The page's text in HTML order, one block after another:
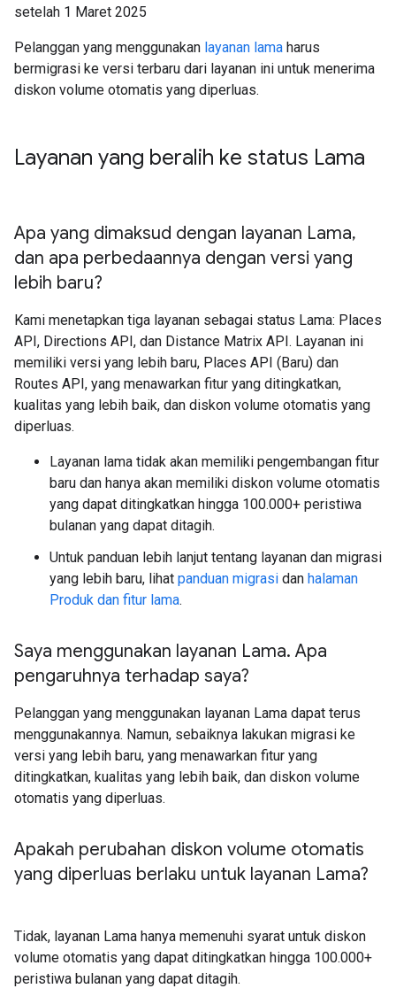
setelah 1 Maret 2025
Pelanggan yang menggunakan layanan lama harus
bermigrasi ke versi terbaru dari layanan ini untuk menerima
diskon volume otomatis yang diperluas.
Layanan yang beralih ke status Lama
Apa yang dimaksud dengan layanan Lama,
dan apa perbedaannya dengan versi yang
lebih baru?
Kami menetapkan tiga layanan sebagai status Lama: Places
API, Directions API, dan Distance Matrix API. Layanan ini
memiliki versi yang lebih baru, Places API (Baru) dan
Routes API, yang menawarkan fitur yang ditingkatkan,
kualitas yang lebih baik, dan diskon volume otomatis yang
diperluas.
Layanan lama tidak akan memiliki pengembangan fitur
baru dan hanya akan memiliki diskon volume otomatis
yang dapat ditingkatkan hingga 100.000+ peristiwa
bulanan yang dapat ditagih.
Untuk panduan lebih lanjut tentang layanan dan migrasi
yang lebih baru, lihat panduan migrasi dan halaman
Produk dan fitur lama.
Saya menggunakan layanan Lama. Apa
pengaruhnya terhadap saya?
Pelanggan yang menggunakan layanan Lama dapat terus
menggunakannya. Namun, sebaiknya lakukan migrasi ke
versi yang lebih baru, yang menawarkan fitur yang
ditingkatkan, kualitas yang lebih baik, dan diskon volume
otomatis yang diperluas.
Apakah perubahan diskon volume otomatis
yang diperluas berlaku untuk layanan Lama?
Tidak, layanan Lama hanya memenuhi syarat untuk diskon
volume otomatis yang dapat ditingkatkan hingga 100.000+
peristiwa bulanan yang dapat ditagih.